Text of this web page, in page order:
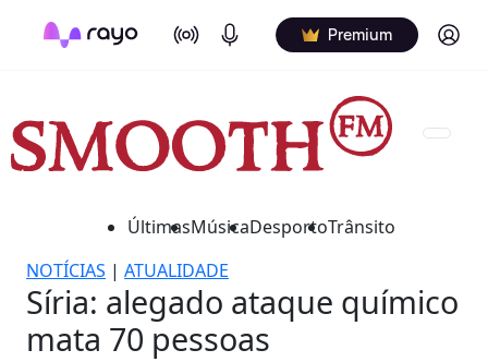
On Air Podcasts Premium Log in
ÚltimasMúsicaDesportoTrânsito
NOTÍCIAS | ATUALIDADE
Síria: alegado ataque químico
mata 70 pessoas